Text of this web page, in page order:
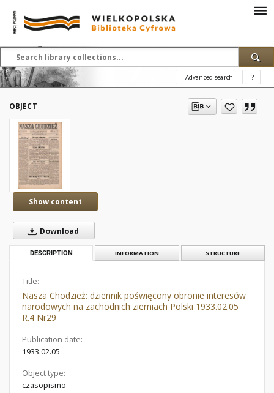
Advanced search ?
OBJECT
Show content
Download
DESCRIPTION INFORMATION STRUCTURE
Title:
Nasza Chodzież: dziennik poświęcony obronie interesów
narodowych na zachodnich ziemiach Polski 1933.02.05
R.4 Nr29
Publication date:
1933.02.05
Object type:
czasopismo